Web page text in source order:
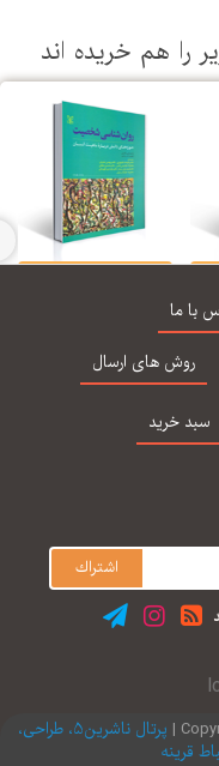
هم خریده اند
روش های ارسال
خرید
پرتال ناشرین5، طراحی،